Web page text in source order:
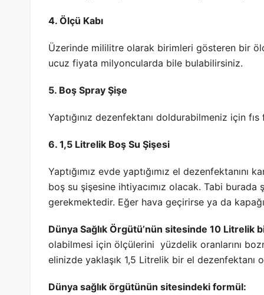
4. Ölçü Kabı
Üzerinde mililitre olarak birimleri gösteren bir
ucuz fiyata milyoncularda bile bulabilirsiniz.
5. Boş Spray Şişe
Yaptığınız dezenfektanı doldurabilmeniz için
6. 1,5 Litrelik Boş Su Şişesi
Yaptığımız evde yaptığımız el dezenfektanını
boş su şişesine ihtiyacımız olacak. Tabi
gerekmektedir. Eğer hava geçirirse ya da
Dünya Sağlık Örgütü’nün sitesinde 10 Litrelik
olabilmesi için ölçülerini yüzdelik oranlarını
elinizde yaklaşık 1,5 Litrelik bir el dezenfektanı
Dünya sağlık örgütünün sitesindeki formül: